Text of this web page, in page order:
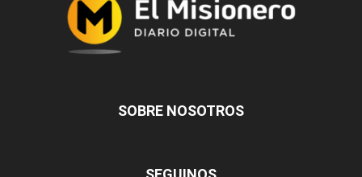
SOBRE NOSOTROS